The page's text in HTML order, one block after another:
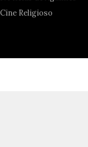
Cine Religioso